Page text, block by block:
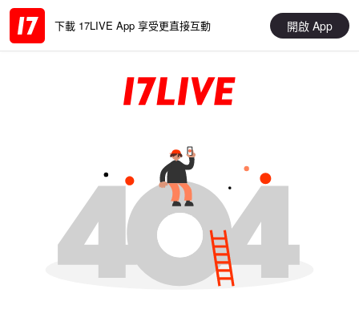
下載 17LIVE App 享受更直接互動 開啟 App